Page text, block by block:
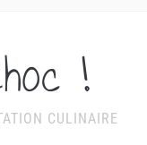
!
CULINAIRE